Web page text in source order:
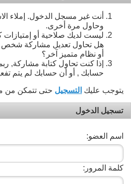
أنت غير مسجل الدخول. إملاء
وحاول مرة أخرى.
ليست لديك صلاحية أو
هل تحاول تعديل مشاركة شخص
أو نظام متميز آخر؟
إذا كنت تحاول كتابة مشاركة,
حسابك , أو أن حسابك لم يتم
يتوجب عليك التسجيل حتى تتمكن من
تسجيل الدخول
اسم العضو:
كلمة المرور: